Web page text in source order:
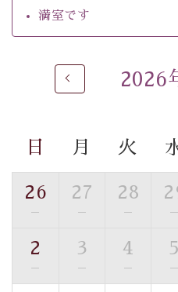
・夕食は地産地消の創作和
いう昔の暦による料理表現
・朝食はこだわりの味噌汁
【温泉】
の効果が高い、極めて希有
るご入浴をお愉しみください
温泉の成分に合わせ、防菌
す。
※男性大浴場までのご移動
ご了承のほどお願いいたし
満室です
2026
日 月 火
26
—
27
—
28
— —
2
—
3
—
4
—
5
—